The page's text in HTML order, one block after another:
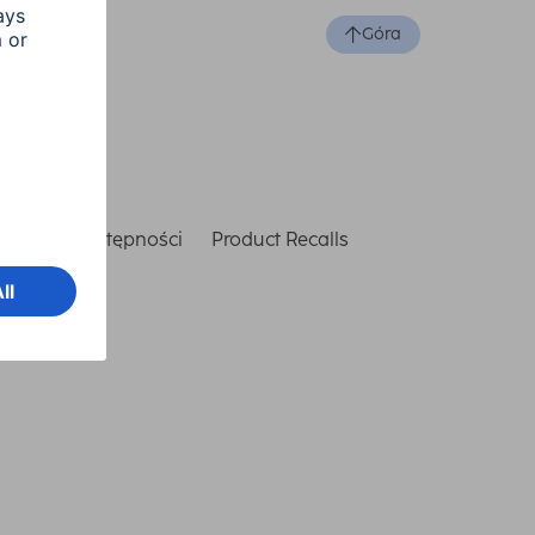
Góra
dostępności Product Recalls